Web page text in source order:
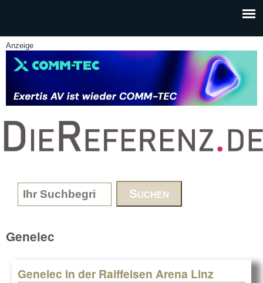
Anzeige
www.DieReferenz.de
Search form
Genelec
Genelec in der Raiffeisen Arena Linz